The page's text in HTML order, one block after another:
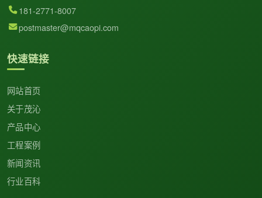
181-2771-8007
postmaster@mqcaopi.com
快速链接
网站首页
关于茂沁
产品中心
工程案例
新闻资讯
行业百科